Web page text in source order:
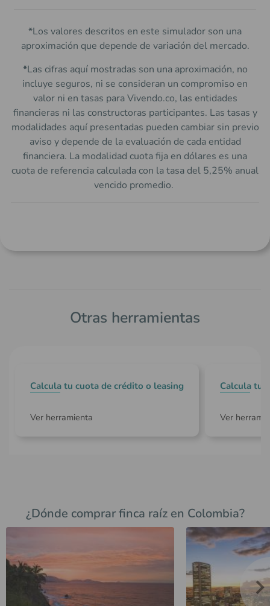
*Los valores descritos en este simulador son una
aproximación que depende de variación del mercado.
*Las cifras aquí mostradas son una aproximación, no
incluye seguros, ni se consideran un compromiso en
valor ni en tasas para Vivendo.co, las entidades
financieras ni las constructoras participantes. Las tasas y
modalidades aquí presentadas pueden cambiar sin previo
aviso y depende de la evaluación de cada entidad
financiera. La modalidad cuota fija en dólares es una
cuota de referencia calculada con la tasa del 5,25% anual
vencido promedio.
Otras herramientas
Calcula tu cuota de crédito o leasing
Ver herramienta
Calcula tu
Ver
¿Dónde comprar finca raíz en Colombia?